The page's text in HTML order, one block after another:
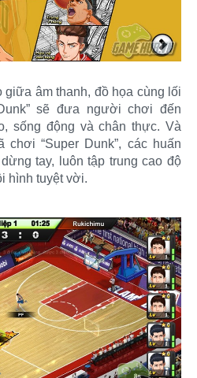
âm thanh, đồ họa cùng lối
sẽ đưa người chơi đến
sống động và chân thực. Và
“Super Dunk”, các huấn
tay, luôn tập trung cao độ
hình tuyệt vời.